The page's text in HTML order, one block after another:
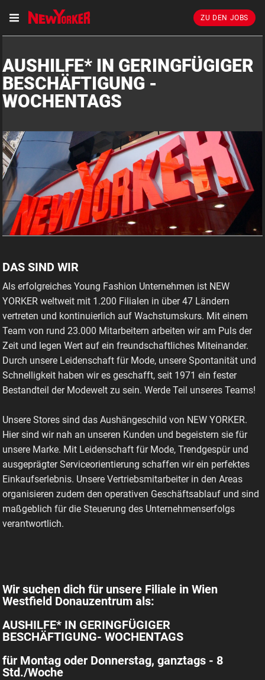
ZU DEN JOBS
AUSHILFE* IN GERINGFÜGIGER
BESCHÄFTIGUNG -
WOCHENTAGS
DAS SIND WIR
Als erfolgreiches Young Fashion Unternehmen ist NEW
YORKER weltweit mit 1.200 Filialen in über 47 Ländern
vertreten und kontinuierlich auf Wachstumskurs. Mit einem
Team von rund 23.000 Mitarbeitern arbeiten wir am Puls der
Zeit und legen Wert auf ein freundschaftliches Miteinander.
Durch unsere Leidenschaft für Mode, unsere Spontanität und
Schnelligkeit haben wir es geschafft, seit 1971 ein fester
Bestandteil der Modewelt zu sein. Werde Teil unseres Teams!
Unsere Stores sind das Aushängeschild von NEW YORKER.
Hier sind wir nah an unseren Kunden und begeistern sie für
unsere Marke. Mit Leidenschaft für Mode, Trendgespür und
ausgeprägter Serviceorientierung schaffen wir ein perfektes
Einkaufserlebnis. Unsere Vertriebsmitarbeiter in den Areas
organisieren zudem den operativen Geschäftsablauf und sind
maßgeblich für die Steuerung des Unternehmenserfolgs
verantwortlich.
Wir suchen dich für unsere Filiale in Wien
Westfield Donauzentrum als:
AUSHILFE* IN GERINGFÜGIGER
BESCHÄFTIGUNG- WOCHENTAGS
für Montag oder Donnerstag, ganztags - 8
Std./Woche